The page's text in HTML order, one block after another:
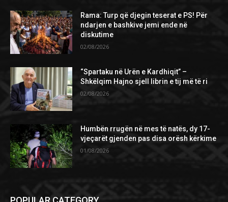
Rama: Turp që djegin teserat e PS! Për
ndarjen e bashkive jemi ende në
diskutime
02/08/2026
“Spartaku në Urën e Kardhiqit” –
Shkëlqim Hajno sjell librin e tij më të ri
02/08/2026
Humbën rrugën në mes të natës, dy 17-
vjeçarët gjenden pas disa orësh kërkime
01/08/2026